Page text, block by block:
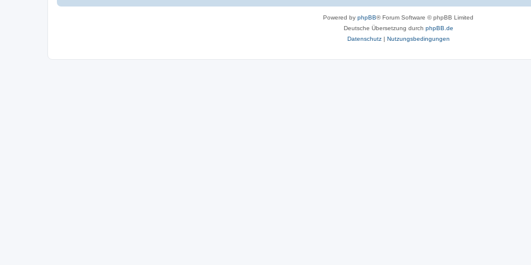
r
Powered by phpBB® Forum Software © phpBB Limited
Deutsche Übersetzung durch phpBB.de
Datenschutz| Nutzungsbedingungen